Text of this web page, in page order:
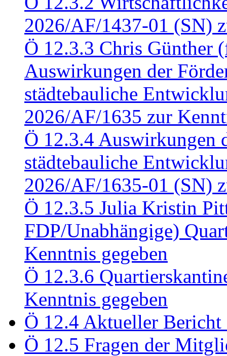
2026/AF/1437-01 (SN)
Ö 12.3.3 Chris Günther
Auswirkungen der
städtebauliche
2026/AF/1635 zur
Ö 12.3.4 Auswirkungen
städtebauliche
2026/AF/1635-01 (SN)
Ö 12.3.5 Julia Kristin
FDP/Unabhängige)
Kenntnis gegeben
Ö 12.3.6
Kenntnis gegeben
Ö 12.4 Aktueller Bericht
Ö 12.5 Fragen der